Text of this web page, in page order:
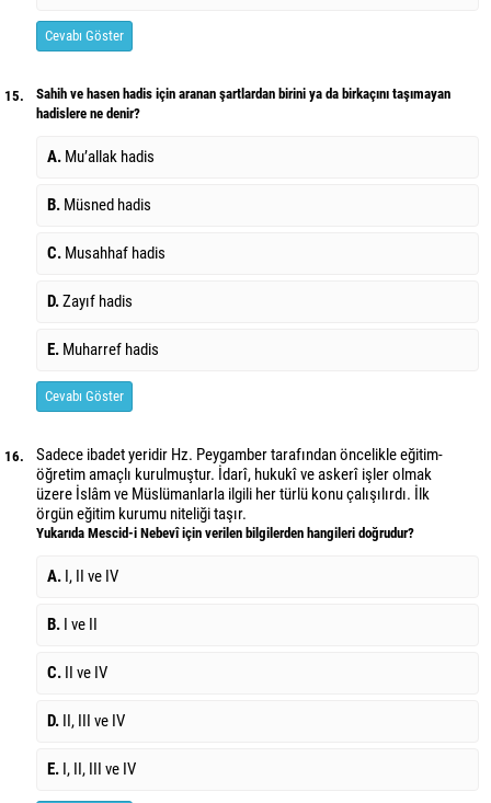
Cevabı Göster
15.
Sahih ve hasen hadis için aranan şartlardan birini ya da birkaçını taşımayan
hadislere ne denir?
A. Mu’allak hadis
B. Müsned hadis
C. Musahhaf hadis
D.Zayıf hadis
E. Muharref hadis
Cevabı Göster
16.
Sadece ibadet yeridir Hz. Peygamber tarafından öncelikle eğitim-
öğretim amaçlı kurulmuştur. İdarî, hukukî ve askerî işler olmak
üzere İslâm ve Müslümanlarla ilgili her türlü konu çalışılırdı. İlk
örgün eğitim kurumu niteliği taşır.
Yukarıda Mescid-i Nebevî için verilen bilgilerden hangileri doğrudur?
A. I, II ve IV
B. I ve II
C. II ve IV
D. II, III ve IV
E. I, II, III ve IV